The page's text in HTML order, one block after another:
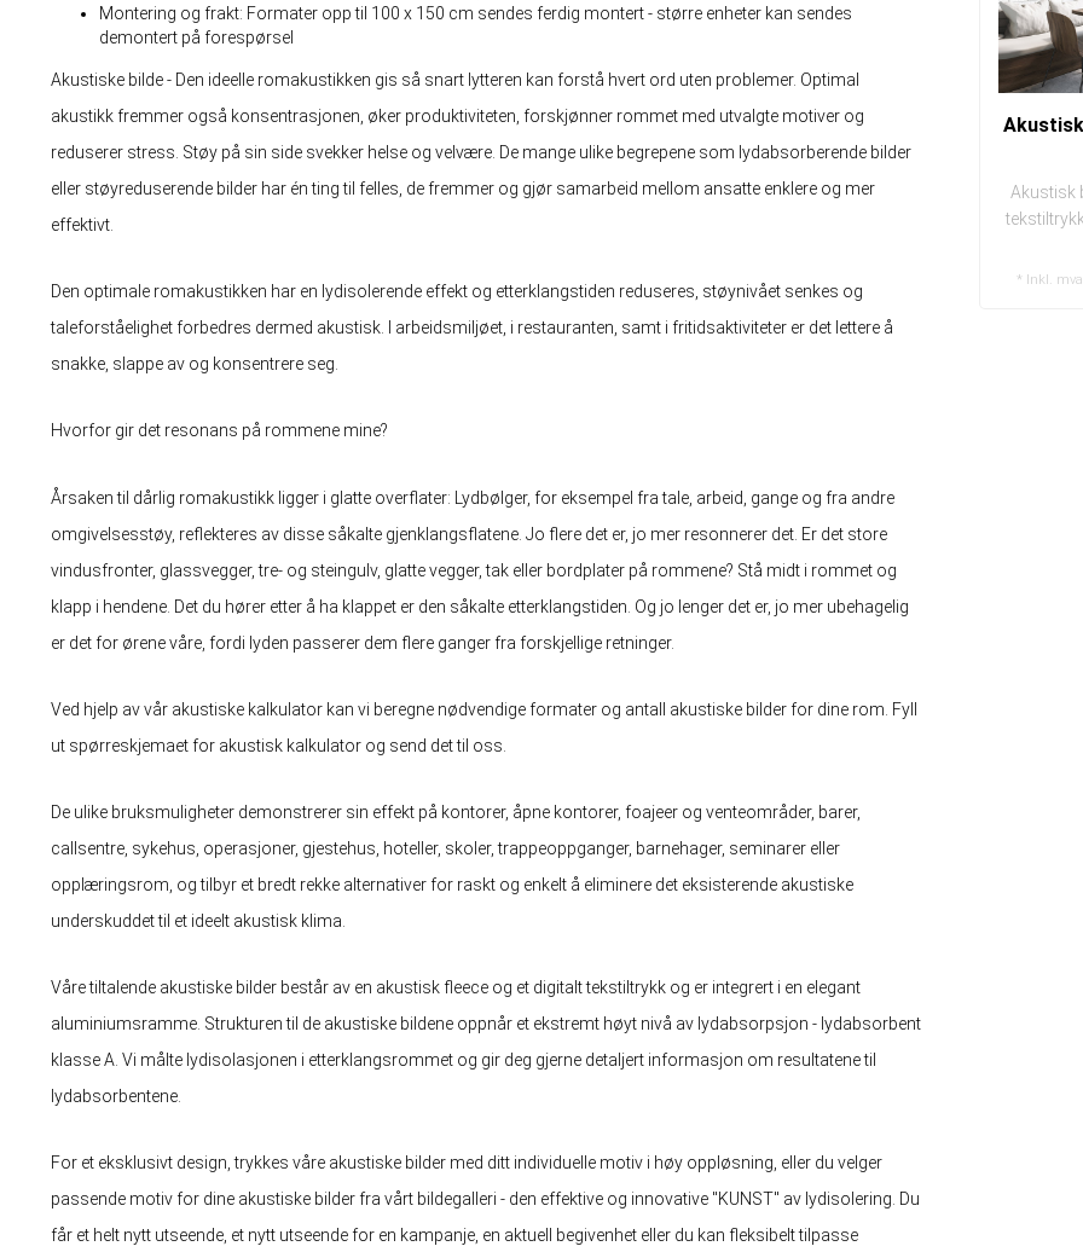
Montering og frakt: Formater opp til 100 x 150 cm sendes ferdig montert - større enheter kan sendes
demontert på forespørsel
Akustiske bilde - Den ideelle romakustikken gis så snart lytteren kan forstå hvert ord uten problemer. Optimal
akustikk fremmer også konsentrasjonen, øker produktiviteten, forskjønner rommet med utvalgte motiver og
reduserer stress. Støy på sin side svekker helse og velvære. De mange ulike begrepene som lydabsorberende bilder
eller støyreduserende bilder har én ting til felles, de fremmer og gjør samarbeid mellom ansatte enklere og mer
effektivt.
Den optimale romakustikken har en lydisolerende effekt og etterklangstiden reduseres, støynivået senkes og
taleforståelighet forbedres dermed akustisk. I arbeidsmiljøet, i restauranten, samt i fritidsaktiviteter er det lettere å
snakke, slappe av og konsentrere seg.
Hvorfor gir det resonans på rommene mine?
Årsaken til dårlig romakustikk ligger i glatte overflater: Lydbølger, for eksempel fra tale, arbeid, gange og fra andre
omgivelsesstøy, reflekteres av disse såkalte gjenklangsflatene. Jo flere det er, jo mer resonnerer det. Er det store
vindusfronter, glassvegger, tre- og steingulv, glatte vegger, tak eller bordplater på rommene? Stå midt i rommet og
klapp i hendene. Det du hører etter å ha klappet er den såkalte etterklangstiden. Og jo lenger det er, jo mer ubehagelig
er det for ørene våre, fordi lyden passerer dem flere ganger fra forskjellige retninger.
Ved hjelp av vår akustiske kalkulator kan vi beregne nødvendige formater og antall akustiske bilder for dine rom. Fyll
ut spørreskjemaet for akustisk kalkulator og send det til oss.
De ulike bruksmuligheter demonstrerer sin effekt på kontorer, åpne kontorer, foajeer og venteområder, barer,
callsentre, sykehus, operasjoner, gjestehus, hoteller, skoler, trappeoppganger, barnehager, seminarer eller
opplæringsrom, og tilbyr et bredt rekke alternativer for raskt og enkelt å eliminere det eksisterende akustiske
underskuddet til et ideelt akustisk klima.
Våre tiltalende akustiske bilder består av en akustisk fleece og et digitalt tekstiltrykk og er integrert i en elegant
aluminiumsramme. Strukturen til de akustiske bildene oppnår et ekstremt høyt nivå av lydabsorpsjon - lydabsorbent
klasse A. Vi målte lydisolasjonen i etterklangsrommet og gir deg gjerne detaljert informasjon om resultatene til
lydabsorbentene.
For et eksklusivt design, trykkes våre akustiske bilder med ditt individuelle motiv i høy oppløsning, eller du velger
passende motiv for dine akustiske bilder fra vårt bildegalleri - den effektive og innovative "KUNST" av lydisolering. Du
får et helt nytt utseende, et nytt utseende for en kampanje, en aktuell begivenhet eller du kan fleksibelt tilpasse
Akustisk
* Inkl.